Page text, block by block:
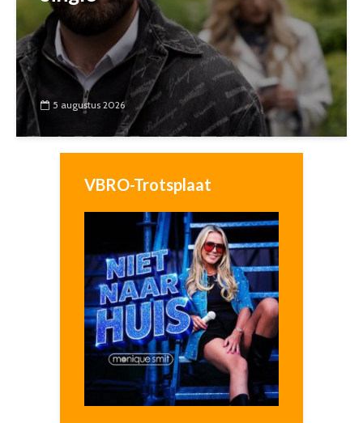
5 augustus 2026
VBRO-Trotsplaat